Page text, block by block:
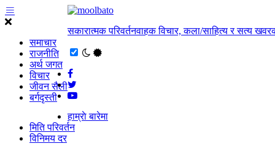
समाचार
राजनीति
अर्थ जगत
विचार
जीवन सैली
बर्गदृस्ती
सकारात्मक परिवर्तनवाहक विचार, कला/साहित्य र सत्य
हाम्राे बारेमा
मिति परिवर्तन
विनिमय दर